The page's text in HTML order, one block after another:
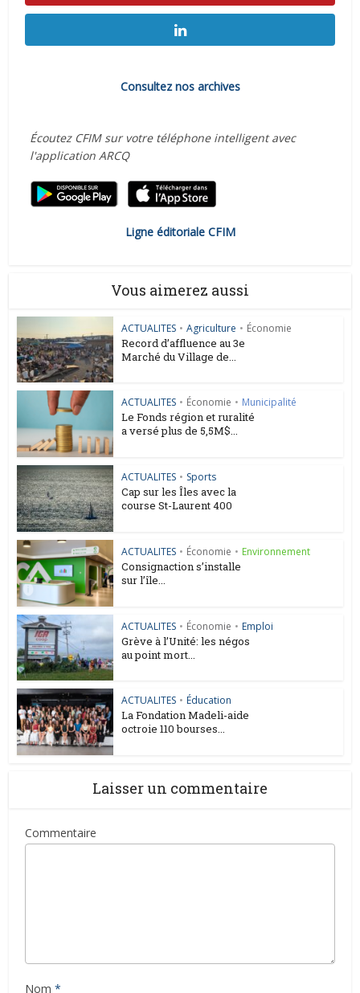
Consultez nos archives
Écoutez CFIM sur votre téléphone intelligent avec
l'application ARCQ
Ligne éditoriale CFIM
Vous aimerez aussi
ACTUALITES • Agriculture • Économie
Record d’affluence au 3e
Marché du Village de...
ACTUALITES • Économie • Municipalité
Le Fonds région et ruralité
a versé plus de 5,5M$...
ACTUALITES • Sports
Cap sur les Îles avec la
course St-Laurent 400
ACTUALITES • Économie • Environnement
Consignaction s’installe
sur l’île...
ACTUALITES • Économie • Emploi
Grève à l’Unité: les négos
au point mort...
ACTUALITES • Éducation
La Fondation Madeli-aide
octroie 110 bourses...
Laisser un commentaire
Commentaire
Nom *